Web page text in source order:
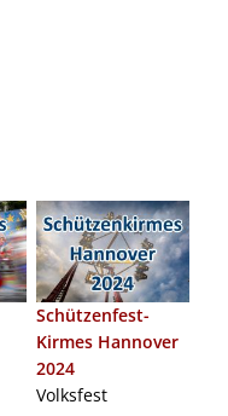
Schützenfest-
Kirmes Hannover
2024
Volksfest